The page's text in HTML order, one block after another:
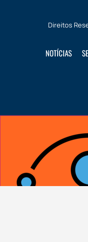
Direitos
NOTÍCIAS